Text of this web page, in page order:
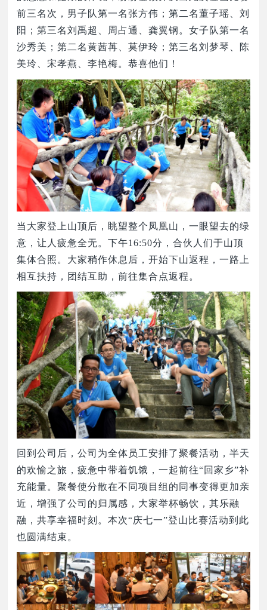
前三名次，男子队第一名张方伟；第二名董子瑶、刘
阳；第三名刘禹超、周占通、龚翼钢。女子队第一名
沙秀美；第二名黄茜苒、莫伊玲；第三名刘梦琴、陈
美玲、宋孝燕、李艳梅。恭喜他们！
当大家登上山顶后，眺望整个凤凰山，一眼望去的绿
意，让人疲惫全无。下午16:50分，合伙人们于山顶
集体合照。大家稍作休息后，开始下山返程，一路上
相互扶持，团结互助，前往集合点返程。
回到公司后，公司为全体员工安排了聚餐活动，半天
的欢愉之旅，疲惫中带着饥饿，一起前往“回家乡”补
充能量。聚餐使分散在不同项目组的同事变得更加亲
近，增强了公司的归属感，大家举杯畅饮，其乐融
融，共享幸福时刻。本次“庆七一”登山比赛活动到此
也圆满结束。